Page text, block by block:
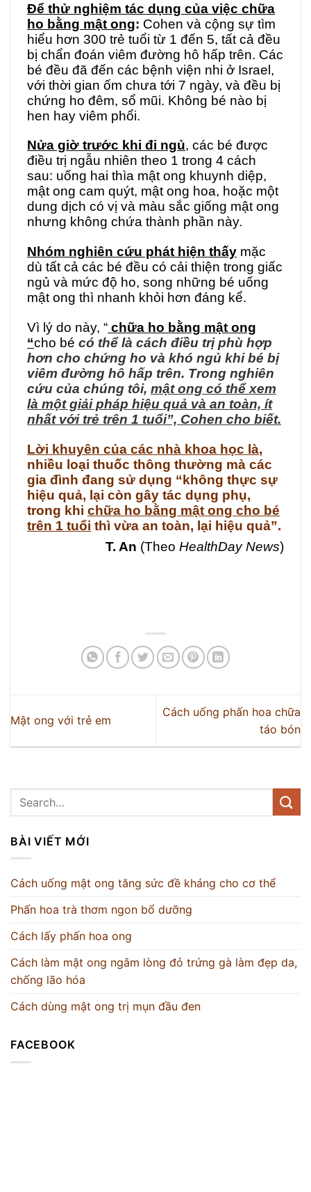
Để thử nghiệm tác dụng của việc chữa
ho bằng mật ong: Cohen và cộng sự tìm
hiểu hơn 300 trẻ tuổi từ 1 đến 5, tất cả đều
bị chẩn đoán viêm đường hô hấp trên. Các
bé đều đã đến các bệnh viện nhi ở Israel,
với thời gian ốm chưa tới 7 ngày, và đều bị
chứng ho đêm, sổ mũi. Không bé nào bị
hen hay viêm phổi.
Nửa giờ trước khi đi ngủ, các bé được
điều trị ngẫu nhiên theo 1 trong 4 cách
sau: uống hai thìa mật ong khuynh diệp,
mật ong cam quýt, mật ong hoa, hoặc một
dung dịch có vị và màu sắc giống mật ong
nhưng không chứa thành phần này.
Nhóm nghiên cứu phát hiện thấy mặc
dù tất cả các bé đều có cải thiện trong giấc
ngủ và mức độ ho, song những bé uống
mật ong thì nhanh khỏi hơn đáng kể.
Vì lý do này, “ chữa ho bằng mật ong
“cho bé có thể là cách điều trị phù hợp
hơn cho chứng ho và khó ngủ khi bé bị
viêm đường hô hấp trên. Trong nghiên
cứu của chúng tôi, mật ong có thể xem
là một giải pháp hiệu quả và an toàn, ít
nhất với trẻ trên 1 tuổi”, Cohen cho biết.
Lời khuyên của các nhà khoa học là,
nhiều loại thuốc thông thường mà các
gia đình đang sử dụng “không thực sự
hiệu quả, lại còn gây tác dụng phụ,
trong khi chữa ho bằng mật ong cho bé
trên 1 tuổi thì vừa an toàn, lại hiệu quả”.
T. An (Theo HealthDay News)
Mật ong với trẻ em
Cách uống phấn hoa chữa
táo bón
BÀI VIẾT MỚI
Cách uống mật ong tăng sức đề kháng cho cơ thể
Phấn hoa trà thơm ngon bổ dưỡng
Cách lấy phấn hoa ong
Cách làm mật ong ngâm lòng đỏ trứng gà làm đẹp da,
chống lão hóa
Cách dùng mật ong trị mụn đầu đen
FACEBOOK